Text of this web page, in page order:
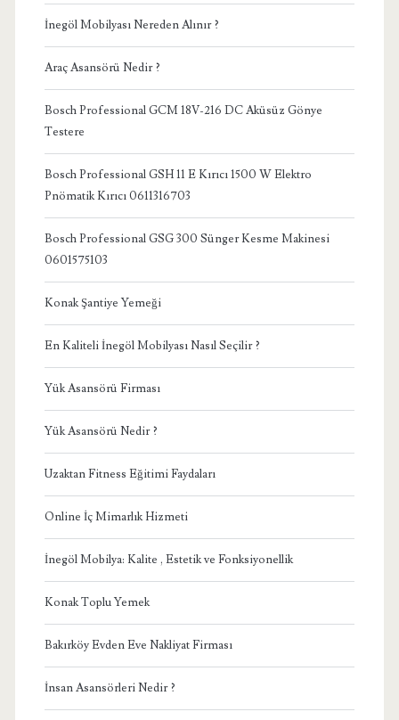
İnegöl Mobilyası Nereden Alınır ?
Araç Asansörü Nedir ?
Bosch Professional GCM 18V-216 DC Aküsüz Gönye
Testere
Bosch Professional GSH 11 E Kırıcı 1500 W Elektro
Pnömatik Kırıcı 0611316703
Bosch Professional GSG 300 Sünger Kesme Makinesi
0601575103
Konak Şantiye Yemeği
En Kaliteli İnegöl Mobilyası Nasıl Seçilir ?
Yük Asansörü Firması
Yük Asansörü Nedir ?
Uzaktan Fitness Eğitimi Faydaları
Online İç Mimarlık Hizmeti
İnegöl Mobilya: Kalite , Estetik ve Fonksiyonellik
Konak Toplu Yemek
Bakırköy Evden Eve Nakliyat Firması
İnsan Asansörleri Nedir ?